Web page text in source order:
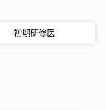
初期研修医